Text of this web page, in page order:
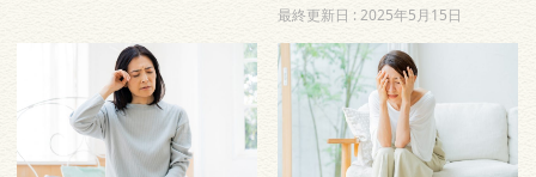
最終更新日 :2025年5月15日